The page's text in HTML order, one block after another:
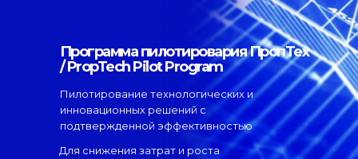
Программа пилотировария ПропТех
/ PropTech Pilot Program
Пилотирование технологических и
инновационных решений с
подтвержденной эффективностью
Для снижения затрат и роста